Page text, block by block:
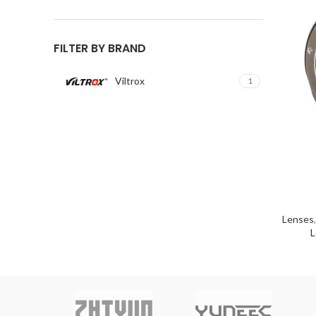
FILTER BY BRAND
Viltrox 1
Lenses,